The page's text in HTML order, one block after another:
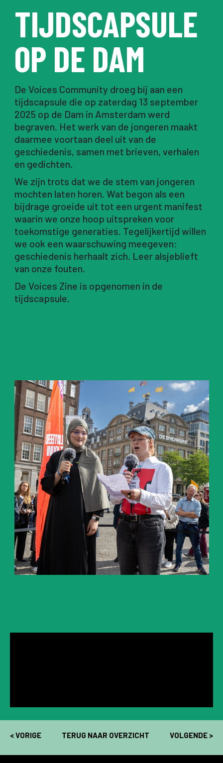
TIJDSCAPSULE
OP DE DAM
De Voices Community droeg bij aan een
tijdscapsule die op zaterdag 13 september
2025 op de Dam in Amsterdam werd
begraven. Het werk van de jongeren maakt
daarmee voortaan deel uit van de
geschiedenis, samen met brieven, verhalen
en gedichten.
We zijn trots dat we de stem van jongeren
mochten laten horen. Wat begon als een
bijdrage groeide uit tot een urgent manifest
waarin we onze hoop uitspreken voor
toekomstige generaties. Tegelijkertijd willen
we ook een waarschuwing meegeven:
geschiedenis herhaalt zich. Leer alsjeblieft
van onze fouten.
De Voices Zine is opgenomen in de
tijdscapsule.
< VORIGE TERUG NAAR OVERZICHT VOLGENDE >